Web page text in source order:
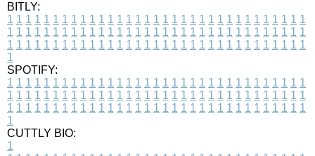
BITLY:
1 1 1 1 1 1 1 1 1 1 1 1 1 1 1 1 1 1 1 1 1 1 1 1 1 1 1 1 1 1 1 1 1
1 1 1 1 1 1 1 1 1 1 1 1 1 1 1 1 1 1 1 1 1 1 1 1 1 1 1 1 1 1 1 1 1
1 1 1 1 1 1 1 1 1 1 1 1 1 1 1 1 1 1 1 1 1 1 1 1 1 1 1 1 1 1 1 1 1
1
SPOTIFY:
1 1 1 1 1 1 1 1 1 1 1 1 1 1 1 1 1 1 1 1 1 1 1 1 1 1 1 1 1 1 1 1 1
1 1 1 1 1 1 1 1 1 1 1 1 1 1 1 1 1 1 1 1 1 1 1 1 1 1 1 1 1 1 1 1 1
1 1 1 1 1 1 1 1 1 1 1 1 1 1 1 1 1 1 1 1 1 1 1 1 1 1 1 1 1 1 1 1 1
1
CUTTLY BIO:
1